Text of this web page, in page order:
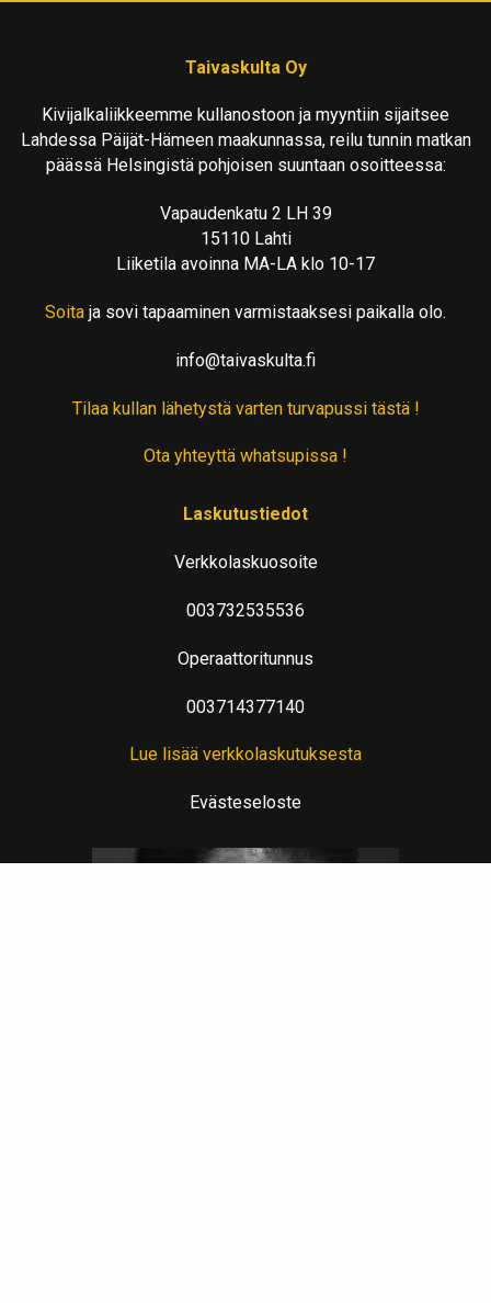
Taivaskulta Oy
Kivijalkaliikkeemme kullanostoon ja myyntiin sijaitsee
Lahdessa Päijät-Hämeen maakunnassa, reilu tunnin matkan
päässä Helsingistä pohjoisen suuntaan osoitteessa:
Vapaudenkatu 2 LH 39
15110 Lahti
Liiketila avoinna MA-LA klo 10-17
Soita ja sovi tapaaminen varmistaaksesi paikalla olo.
info@taivaskulta.fi
Tilaa kullan lähetystä varten turvapussi tästä !
Ota yhteyttä whatsupissa !
Laskutustiedot
Verkkolaskuosoite
003732535536
Operaattoritunnus
003714377140
Lue lisää verkkolaskutuksesta
Evästeseloste